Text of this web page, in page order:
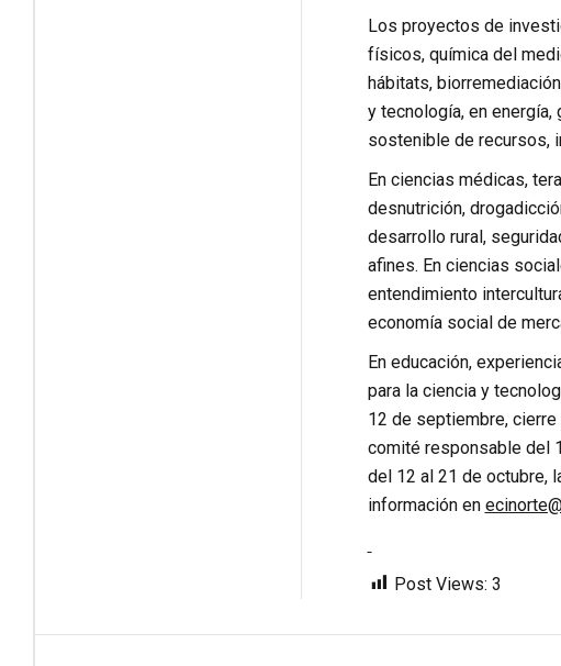
Los proyectos de
físicos, química del
hábitats,
y tecnología, en
sostenible de recursos,
En ciencias médicas,
desnutrición,
desarrollo rural,
afines. En ciencias
entendimiento
economía social de
En educación,
para la ciencia y
12 de septiembre,
comité responsable del
del 12 al 21 de octubre,
información en
Post Views: 3